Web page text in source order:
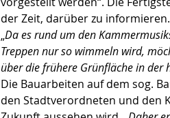
der Zeit, darüber zu informieren.
„Da es rund um den
Treppen nur so wimmeln wird,
über die frühere Grünfläche in der
Die Bauarbeiten auf dem sog.
den Stadtverordneten und den